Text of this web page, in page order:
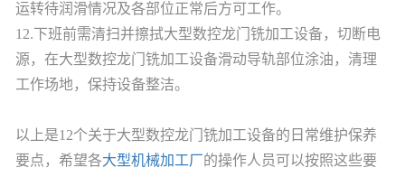
运转待润滑情况及各部位正常后方可工作。
12.下班前需清扫并擦拭大型数控龙门铣加工设备，切断电
源，在大型数控龙门铣加工设备滑动导轨部位涂油，清理
工作场地，保持设备整洁。
以上是12个关于大型数控龙门铣加工设备的日常维护保养
要点，希望各大型机械加工厂的操作人员可以按照这些要